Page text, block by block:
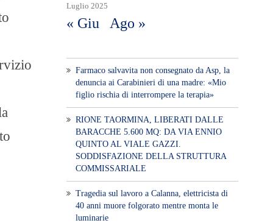
Luglio 2025
« Giu Ago »
Farmaco salvavita non consegnato da Asp, la
denuncia ai Carabinieri di una madre: «Mio
figlio rischia di interrompere la terapia»
RIONE TAORMINA, LIBERATI DALLE
BARACCHE 5.600 MQ: DA VIA ENNIO
QUINTO AL VIALE GAZZI.
SODDISFAZIONE DELLA STRUTTURA
COMMISSARIALE
Tragedia sul lavoro a Calanna, elettricista di
40 anni muore folgorato mentre monta le
luminarie